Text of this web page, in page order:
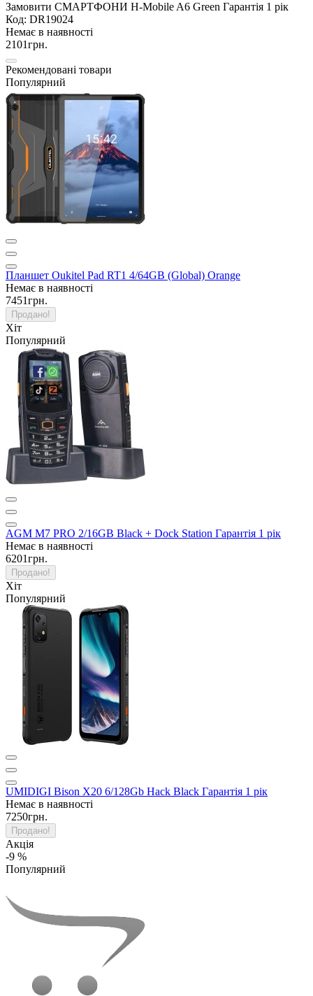
Замовити СМАРТФОНИ H-Mobile A6 Green Гарантія 1 рік
Код: DR19024
Немає в наявності
2101грн.
Рекомендовані товари
Популярний
Планшет Oukitel Pad RT1 4/64GB (Global) Orange
Немає в наявності
7451грн.
Продано!
Хіт
Популярний
AGM M7 PRO 2/16GB Black + Dock Station Гарантія 1 рік
Немає в наявності
6201грн.
Продано!
Хіт
Популярний
UMIDIGI Bison X20 6/128Gb Hack Black Гарантія 1 рік
Немає в наявності
7250грн.
Продано!
Акція
-9 %
Популярний